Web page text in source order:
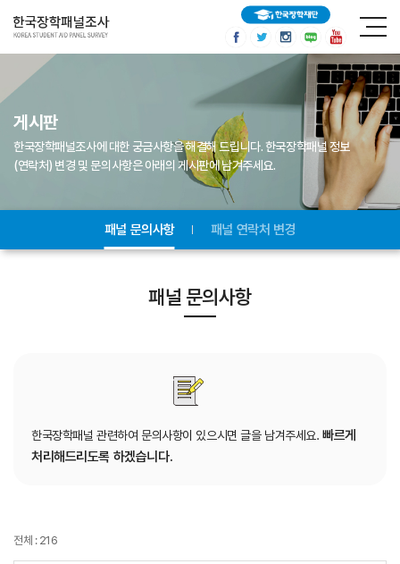
게시판
한국장학패널조사에 대한 궁금사항을 해결해 드립니다.한국장학패널 정보
(연락처) 변경 및 문의사항은 아래의 게시판에 남겨주세요.
패널 문의사항 패널 연락처 변경
패널 문의사항
한국장학패널 관련하여 문의사항이 있으시면 글을 남겨주세요.빠르게
처리해드리도록 하겠습니다.
전체 : 216